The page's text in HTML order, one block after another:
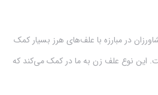
در مبارزه با علف‌های هرز بسیار کمک
این نوع علف زن به ما در کمک می‌کند که